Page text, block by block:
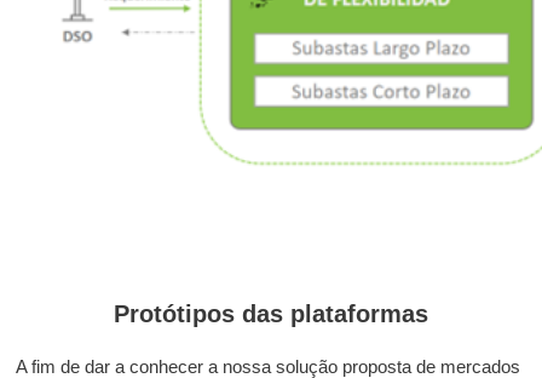
Protótipos das plataformas
A fim de dar a conhecer a nossa solução proposta de mercados